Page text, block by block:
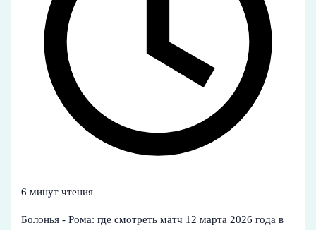
6 минут чтения
Болонья - Рома: где смотреть матч 12 марта 2026 года в